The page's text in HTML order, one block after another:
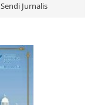
Sendi Jurnalis